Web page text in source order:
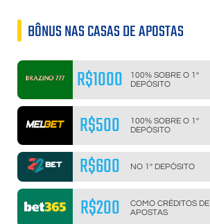
BÔNUS NAS CASAS DE APOSTAS
R$1000
100% SOBRE O 1º
DEPÓSITO
R$500
100% SOBRE O 1º
DEPÓSITO
R$600 NO 1º DEPÓSITO
R$200
COMO CRÉDITOS DE
APOSTAS